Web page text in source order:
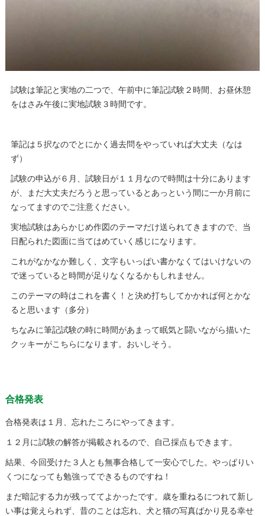
試験は筆記と実地の二つで、午前中に筆記試験２時間、お昼休憩
をはさみ午後に実地試験３時間です。
筆記は５択なのでとにかく過去問をやっていれば大丈夫（なは
ず）
試験の申込が６月、試験日が１１月なので時間は十分にあります
が、まだ大丈夫だろうと思っているとあっという間に一か月前に
なってますのでご注意ください。
実地試験はあらかじめ作図のテーマだけ送られてきますので、当
日配られた図面に当てはめていく感じになります。
これがなかなか難しく、文字もいっぱい書かなくてはいけないの
で迷っていると時間が足りなくなるかもしれません。
このテーマの時はこれを書く！と決め打ちしてかかれば何とかな
ると思います（多分）
ちなみに筆記試験の時に時間があまって眠気と闘いながら描いた
クッキーがこちらになります。おいしそう。
合格発表
合格発表は１月、忘れたころにやってきます。
１２月に試験の解答が掲載されるので、自己採点もできます。
結果、今回受けた３人とも無事合格して一安心でした。やっぱりい
くつになっても勉強ってできるものですね！
まだ暗記する力が残っててよかったです。歳を重ねるにつれて新し
い事は覚えられず、昔のことは忘れ、犬と猫の写真ばかり見る幸せ